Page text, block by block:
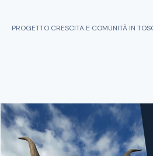
PROGETTO CRESCITA E COMUNITÀ IN